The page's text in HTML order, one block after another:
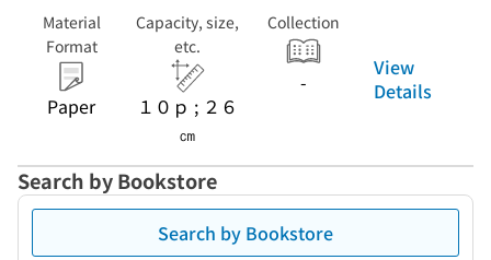
Material
Format
Paper
Capacity, size,
etc.
１０ｐ ; ２６
㎝
Collection
-
View
Details
Search by Bookstore
Search by Bookstore